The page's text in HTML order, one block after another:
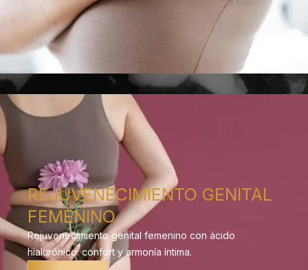
REJUVENECIMIENTO GENITAL
FEMENINO
Rejuvenecimiento genital femenino con ácido
hialurónico: confort y armonía íntima.